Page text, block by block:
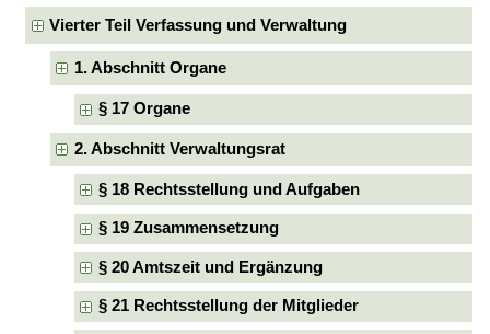
Vierter Teil Verfassung und Verwaltung
1. Abschnitt Organe
§ 17 Organe
2. Abschnitt Verwaltungsrat
§ 18 Rechtsstellung und Aufgaben
§ 19 Zusammensetzung
§ 20 Amtszeit und Ergänzung
§ 21 Rechtsstellung der Mitglieder